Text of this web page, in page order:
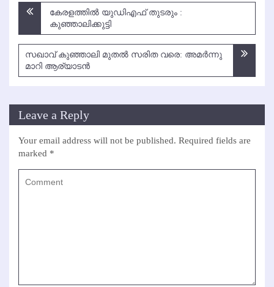
Post
navigation
കേരളത്തില്‍ യുഡിഎഫ് തുടരും :
കുഞ്ഞാലിക്കുട്ടി
സഖാവ് കുഞ്ഞാലി മുതല്‍ സരിത വരെ: അമര്‍ന്നു
മാറി ആര്യാടന്‍
Leave a Reply
Your email address will not be published. Required fields are
marked *